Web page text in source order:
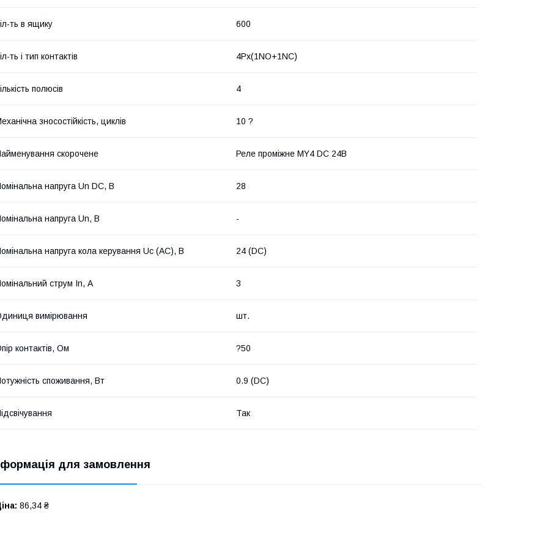
ть в ящику 600
ть і тип контактів 4Px(1NO+1NC)
полюсів 4
зносостійкість, циклів 10 ?
скорочене Реле проміжне МY4 DC 24В
напруга Un DC, В 28
напруга Un, В -
напруга кола керування Uс (AC), В 24 (DC)
струм In, А 3
вимірювання шт.
контактів, Ом ?50
споживання, Вт 0.9 (DC)
Так
для замовлення
86,34 ₴